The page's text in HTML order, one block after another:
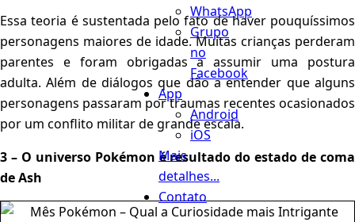
WhatsApp
Grupo
no
Facebook
App
Android
iOS
Mais
detalhes...
Contato
Essa teoria é sustentada pelo fato de haver pouquíssimos
personagens maiores de idade. Muitas crianças perderam
parentes e foram obrigadas a assumir uma postura
adulta. Além de diálogos que dão a entender que alguns
personagens passaram por traumas recentes ocasionados
por um conflito militar de grande escala.
3 – O universo Pokémon é resultado do estado de coma
de Ash